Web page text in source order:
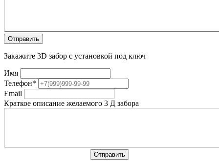
Закажите 3D забор с установкой под ключ
Имя
Телефон*
Email
Краткое описание желаемого 3 Д забора